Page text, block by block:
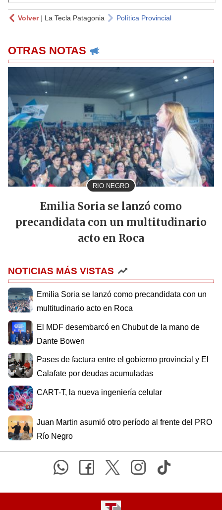
Volver| La Tecla Patagonia Política Provincial
OTRAS NOTAS
RIO NEGRO
Emilia Soria se lanzó como
precandidata con un multitudinario
acto en Roca
NOTICIAS MÁS VISTAS
Emilia Soria se lanzó como precandidata con un
multitudinario acto en Roca
El MDF desembarcó en Chubut de la mano de
Dante Bowen
Pases de factura entre el gobierno provincial y El
Calafate por deudas acumuladas
CART-T, la nueva ingeniería celular
Juan Martin asumió otro período al frente del PRO
Río Negro